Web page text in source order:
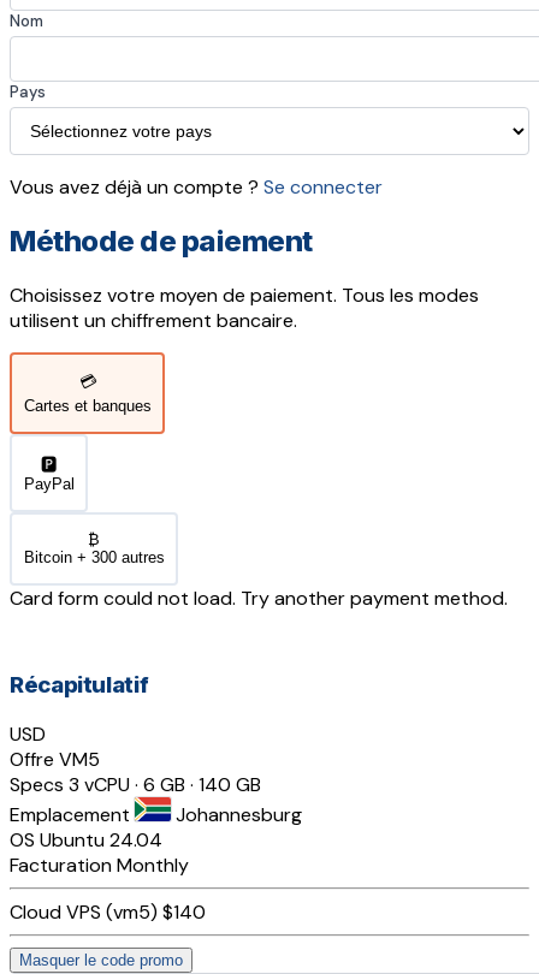
Nom
Pays
Vous avez déjà un compte ? Se connecter
Méthode de paiement
Choisissez votre moyen de paiement. Tous les modes
utilisent un chiffrement bancaire.
💳
Cartes et banques
🅿️
PayPal
₿
Bitcoin + 300 autres
Card form could not load. Try another payment method.
Récapitulatif
USD
Offre VM5
Specs 3 vCPU · 6 GB · 140 GB
Emplacement
Johannesburg
OS Ubuntu 24.04
FacturationMonthly
Cloud VPS (vm5) $140
Masquer le code promo